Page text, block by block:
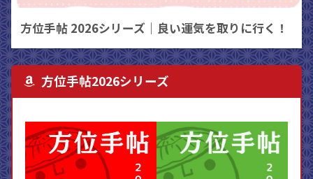
方位手帖 2026シリーズ｜良い運気を取りに行く！
方位手帖2026シリーズ